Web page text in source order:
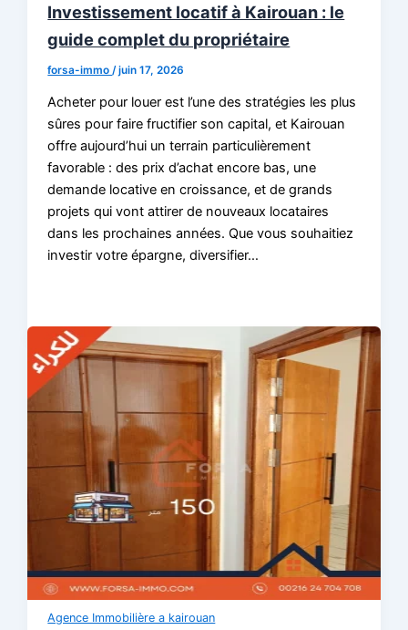
Investissement locatif à Kairouan : le
guide complet du propriétaire
forsa-immo /juin 17, 2026
Acheter pour louer est l’une des stratégies les plus
sûres pour faire fructifier son capital, et Kairouan
offre aujourd’hui un terrain particulièrement
favorable : des prix d’achat encore bas, une
demande locative en croissance, et de grands
projets qui vont attirer de nouveaux locataires
dans les prochaines années. Que vous souhaitiez
investir votre épargne, diversifier…
Agence Immobilière a kairouan